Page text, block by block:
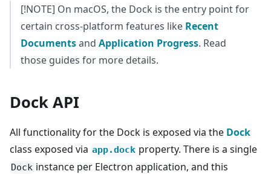
[!NOTE] On macOS, the Dock is the entry point for
certain cross-platform features like Recent
Documentsand Application Progress. Read
those guides for more details.
Dock API
All functionality for the Dock is exposed via the Dock
class exposed via app.dock property. There is a single
Dock instance per Electron application, and this